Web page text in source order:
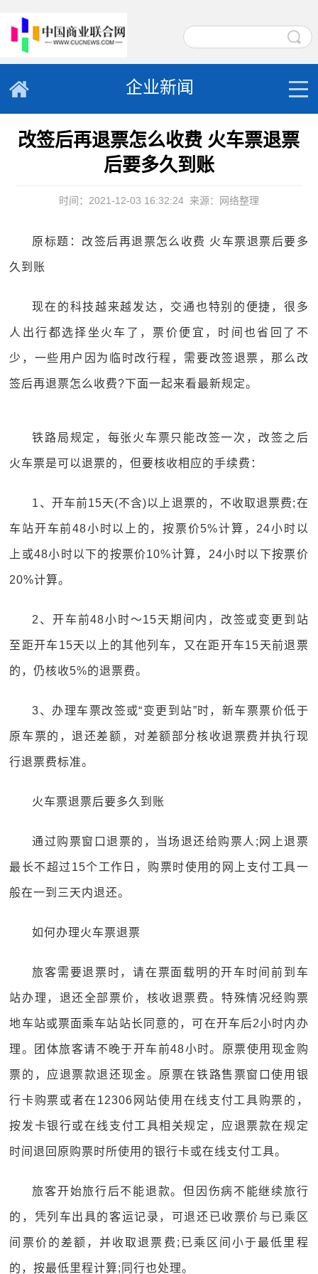
企业新闻
改签后再退票怎么收费 火车票退票
后要多久到账
时间：2021-12-03 16:32:24 来源：网络整理
原标题：改签后再退票怎么收费 火车票退票后要多
久到账
现在的科技越来越发达，交通也特别的便捷，很多
人出行都选择坐火车了，票价便宜，时间也省回了不
少，一些用户因为临时改行程，需要改签退票，那么改
签后再退票怎么收费?下面一起来看最新规定。
铁路局规定，每张火车票只能改签一次，改签之后
火车票是可以退票的，但要核收相应的手续费：
1、开车前15天(不含)以上退票的，不收取退票费;在
车站开车前48小时以上的，按票价5%计算，24小时以
上或48小时以下的按票价10%计算，24小时以下按票价
20%计算。
2、开车前48小时～15天期间内，改签或变更到站
至距开车15天以上的其他列车，又在距开车15天前退票
的，仍核收5%的退票费。
3、办理车票改签或“变更到站”时，新车票票价低于
原车票的，退还差额，对差额部分核收退票费并执行现
行退票费标准。
火车票退票后要多久到账
通过购票窗口退票的，当场退还给购票人;网上退票
最长不超过15个工作日，购票时使用的网上支付工具一
般在一到三天内退还。
如何办理火车票退票
旅客需要退票时，请在票面载明的开车时间前到车
站办理，退还全部票价，核收退票费。特殊情况经购票
地车站或票面乘车站站长同意的，可在开车后2小时内办
理。团体旅客请不晚于开车前48小时。原票使用现金购
票的，应退票款退还现金。原票在铁路售票窗口使用银
行卡购票或者在12306网站使用在线支付工具购票的，
按发卡银行或在线支付工具相关规定，应退票款在规定
时间退回原购票时所使用的银行卡或在线支付工具。
旅客开始旅行后不能退款。但因伤病不能继续旅行
的，凭列车出具的客运记录，可退还已收票价与已乘区
间票价的差额，并收取退票费;已乘区间小于最低里程
的，按最低里程计算;同行也处理。